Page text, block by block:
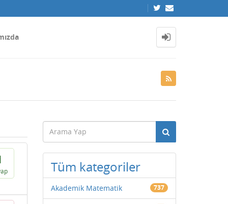
Tüm kategoriler
Akademik Matematik 737